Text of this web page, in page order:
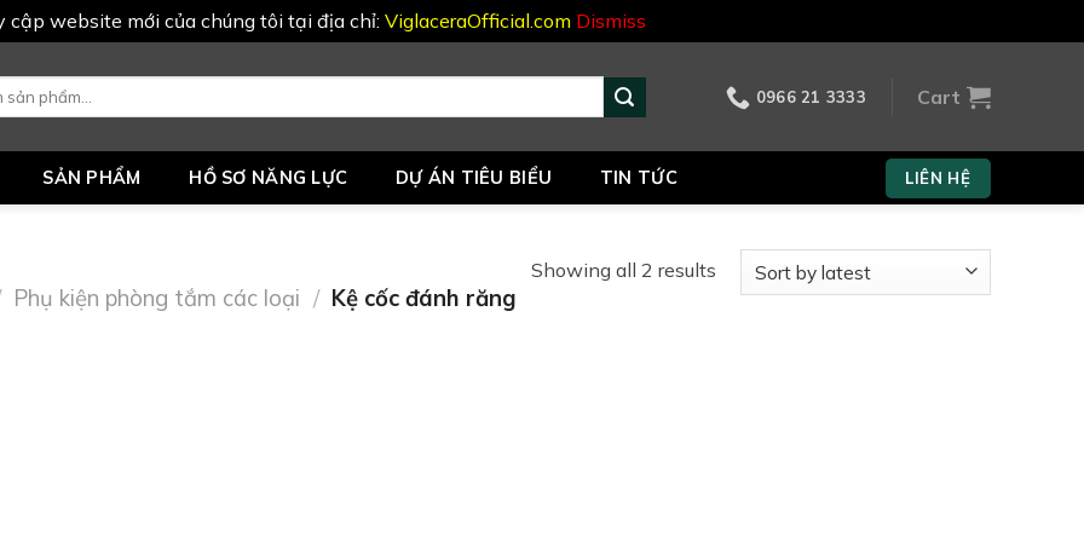
cập website mới của chúng tôi tại địa chỉ: ViglaceraOfficial.com Dismiss
0966 21 3333 Cart
SẢN PHẨM HỒ SƠ NĂNG LỰC DỰ ÁN TIÊU BIỂU TIN TỨC LIÊN HỆ
Phụ kiện phòng tắm các loại / Kệ cốc đánh răng
Showing all 2 results